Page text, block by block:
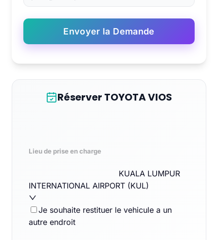
Envoyer la Demande
Réserver TOYOTA VIOS